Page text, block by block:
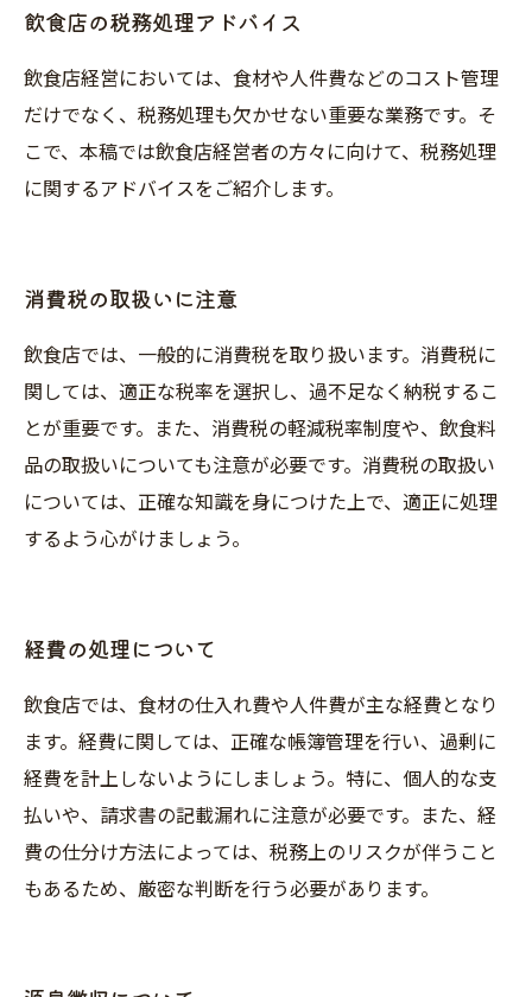
飲食店の税務処理アドバイス
飲食店経営においては、食材や人件費などのコスト管理
だけでなく、税務処理も欠かせない重要な業務です。そ
こで、本稿では飲食店経営者の方々に向けて、税務処理
に関するアドバイスをご紹介します。
消費税の取扱いに注意
飲食店では、一般的に消費税を取り扱います。消費税に
関しては、適正な税率を選択し、過不足なく納税するこ
とが重要です。また、消費税の軽減税率制度や、飲食料
品の取扱いについても注意が必要です。消費税の取扱い
については、正確な知識を身につけた上で、適正に処理
するよう心がけましょう。
経費の処理について
飲食店では、食材の仕入れ費や人件費が主な経費となり
ます。経費に関しては、正確な帳簿管理を行い、過剰に
経費を計上しないようにしましょう。特に、個人的な支
払いや、請求書の記載漏れに注意が必要です。また、経
費の仕分け方法によっては、税務上のリスクが伴うこと
もあるため、厳密な判断を行う必要があります。